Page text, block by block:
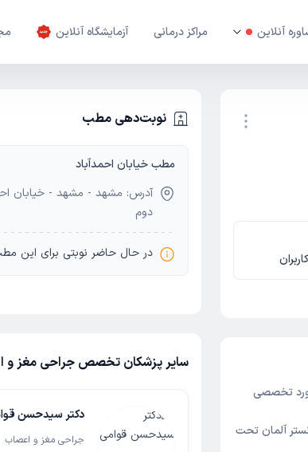
آنلاین مراکز درمانی آزمایشگاه آنلاین
نوبت‌دهی مطب
مطب خیابان احمدآباد
دوم
در حال حاضر نوبتی برای این
سایر پزشکان تخصص جراحی مغز و
دکتر سیدحسن
جراحی مغز و اعصاب
تخصصی
آلمان تحت